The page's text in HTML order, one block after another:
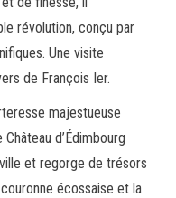
révolution, conçu par
Une visite
de François Ier.
majestueuse
d’Édimbourg
et regorge de trésors
écossaise et la